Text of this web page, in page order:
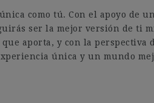
como tú. Con el apoyo de un
ser la mejor versión de ti
aporta, y con la perspectiva
única y un mundo